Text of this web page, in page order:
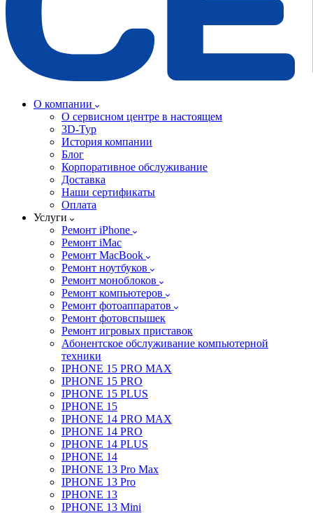
О компании
О сервисном центре в настоящем
3D-Тур
История компании
Блог
Корпоративное обслуживание
Доставка
Наши сертификаты
Оплата
Услуги
Ремонт iPhone
Ремонт iMac
Ремонт MacBook
Ремонт ноутбуков
Ремонт моноблоков
Ремонт компьютеров
Ремонт фотоаппаратов
Ремонт фотовспышек
Ремонт игровых приставок
Абонентское обслуживание компьютерной
техники
IPHONE 15 PRO MAX
IPHONE 15 PRO
IPHONE 15 PLUS
IPHONE 15
IPHONE 14 PRO MAX
IPHONE 14 PRO
IPHONE 14 PLUS
IPHONE 14
IPHONE 13 Pro Max
IPHONE 13 Pro
IPHONE 13
IPHONE 13 Mini